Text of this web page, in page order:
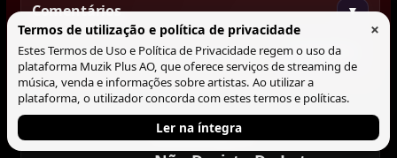
Comentários ▼
Comentar
Tocando agora
Termos de utilização e política de privacidade ×
Estes Termos de Uso e Política de Privacidade regem o uso da
plataforma Muzik Plus AO, que oferece serviços de streaming de
música, venda e informações sobre artistas. Ao utilizar a
plataforma, o utilizador concorda com estes termos e políticas.
Ler na íntegra